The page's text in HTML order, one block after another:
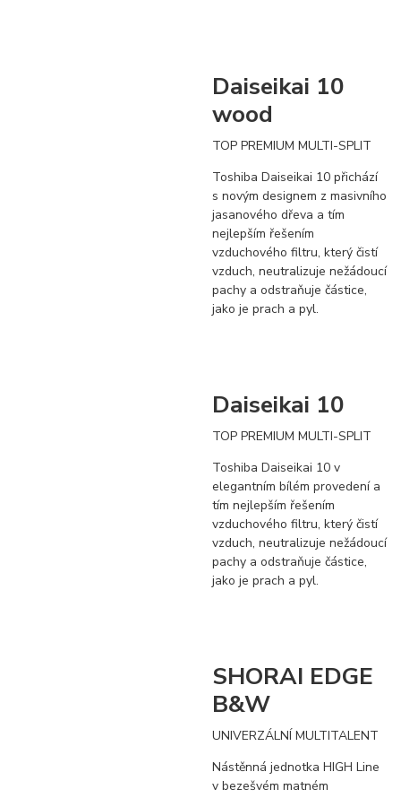
Daiseikai 10
wood
TOP PREMIUM MULTI-SPLIT
Toshiba Daiseikai 10 přichází
s novým designem z masivního
jasanového dřeva a tím
nejlepším řešením
vzduchového filtru, který čistí
vzduch, neutralizuje nežádoucí
pachy a odstraňuje částice,
jako je prach a pyl.
Daiseikai 10
TOP PREMIUM MULTI-SPLIT
Toshiba Daiseikai 10 v
elegantním bílém provedení a
tím nejlepším řešením
vzduchového filtru, který čistí
vzduch, neutralizuje nežádoucí
pachy a odstraňuje částice,
jako je prach a pyl.
SHORAI EDGE
B&W
UNIVERZÁLNÍ MULTITALENT
Nástěnná jednotka HIGH Line
v bezešvém matném